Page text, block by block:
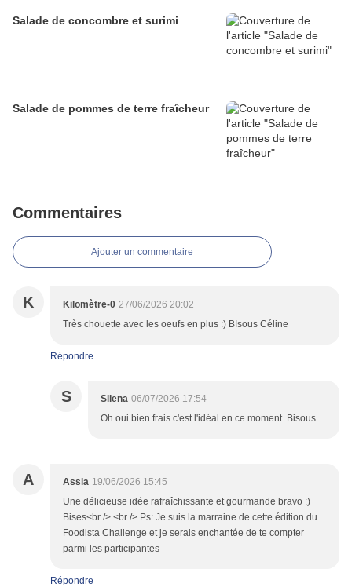
Salade de concombre et surimi
Salade de pommes de terre fraîcheur
Commentaires
Ajouter un commentaire
K Kilomètre-0 27/06/2026 20:02
Très chouette avec les oeufs en plus :) BIsous Céline
Répondre
S Silena 06/07/2026 17:54
Oh oui bien frais c'est l'idéal en ce moment. Bisous
A Assia 19/06/2026 15:45
Une délicieuse idée rafraîchissante et gourmande bravo :)
Bises<br /> <br /> Ps: Je suis la marraine de cette édition du
Foodista Challenge et je serais enchantée de te compter
parmi les participantes
Répondre